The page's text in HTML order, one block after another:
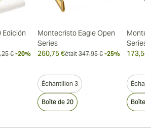
€ -20%
Montecristo Eagle Open
Series
260,75 €était 347,95 € -25%
Échantillon 3
Boîte de 20
Series
173,54
Boîte